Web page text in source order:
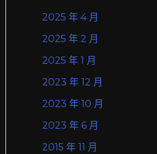
2025 年 4 月
2025 年 2 月
2025 年 1 月
2023 年 12 月
2023 年 10 月
2023 年 6 月
2015 年 11 月